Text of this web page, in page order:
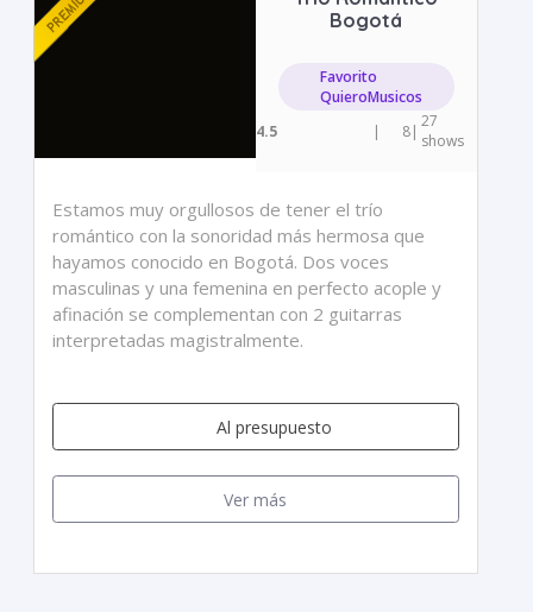
Bogotá
Favorito
QuieroMusicos
4.5
| 8| 27
shows
Estamos muy orgullosos de tener el trío
romántico con la sonoridad más hermosa que
hayamos conocido en Bogotá. Dos voces
masculinas y una femenina en perfecto acople y
afinación se complementan con 2 guitarras
interpretadas magistralmente.
Al presupuesto
Ver más